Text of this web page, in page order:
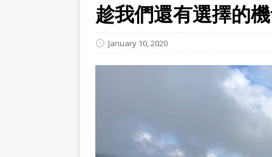
趁我們還有選擇的
January 10, 2020